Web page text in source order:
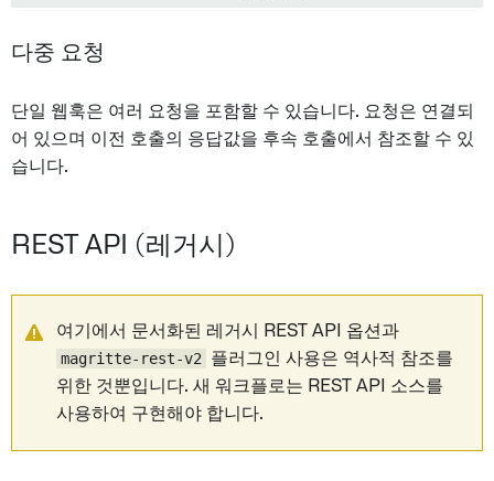
다중 요청
단일 웹훅은 여러 요청을 포함할 수 있습니다. 요청은 연결되
어 있으며 이전 호출의 응답값을 후속 호출에서 참조할 수 있
습니다.
REST API (레거시)
여기에서 문서화된 레거시 REST API 옵션과
magritte-rest-v2 플러그인 사용은 역사적 참조를
위한 것뿐입니다. 새 워크플로는 REST API 소스를
사용하여 구현해야 합니다.